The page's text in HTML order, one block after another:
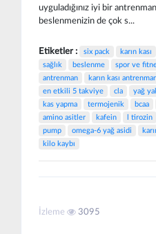
uyguladığınız iyi bir
beslenmenizin de çok s...
Etiketler : six pack karın kası
sağlık
beslenme spor ve
antrenman
karın kası
en etkili 5 takviye
cla yağ
kas yapma
termojenik bcaa
amino asitler
kafein l tirozin
pump
omega-6 yağ asidi
kilo kaybı
İzleme 3095